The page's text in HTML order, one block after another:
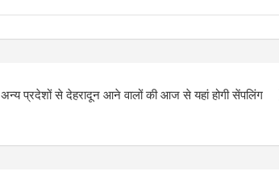
अन्य प्रदेशों से देहरादून आने वालों की आज से यहां होगी सेंपलिंग